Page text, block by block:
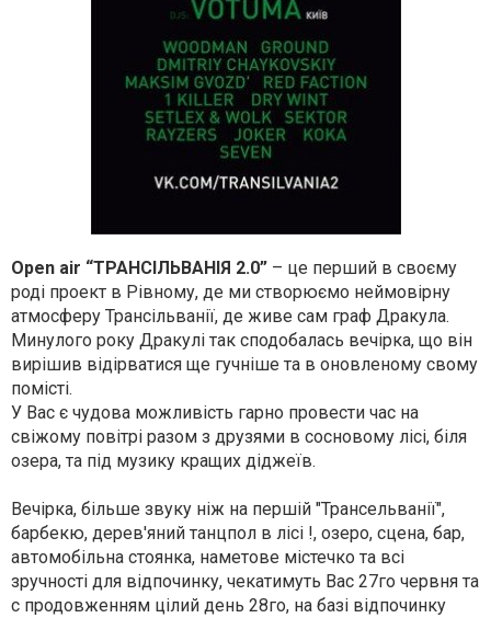
Open air “ТРАНСІЛЬВАНІЯ 2.0” – це перший в своєму
роді проект в Рівному, де ми створюємо неймовірну
атмосферу Трансільванії, де живе сам граф Дракула.
Минулого року Дракулі так сподобалась вечірка, що він
вирішив відірватися ще гучніше та в оновленому свому
помісті.
У Вас є чудова можливість гарно провести час на
свіжому повітрі разом з друзями в сосновому лісі, біля
озера, та під музику кращих діджеїв.
Вечірка, більше звуку ніж на першій "Трансельванії",
барбекю, дерев'яний танцпол в лісі !, озеро, сцена, бар,
автомобільна стоянка, наметове містечко та всі
зручності для відпочинку, чекатимуть Вас 27го червня та
с продовженням цілий день 28го, на базі відпочинку